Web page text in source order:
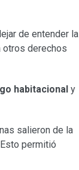
de entender la
otros derechos
habitacional y
salieron de la
permitió